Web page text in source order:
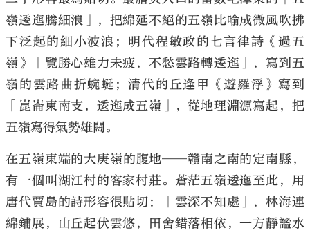
嶺逶迤騰細浪」，把綿延不絕的五嶺比喻成微風吹拂
下泛起的細小波浪；明代程敏政的七言律詩《過五
嶺》「覽勝心雄力未疲，不愁雲路轉逶迤」，寫到五
嶺的雲路曲折蜿蜒；清代的丘逢甲《遊羅浮》寫到
「崑崙東南支，逶迤成五嶺」，從地理淵源寫起，把
五嶺寫得氣勢雄闊。
在五嶺東端的大庚嶺的腹地──贛南之南的定南縣，
有一個叫湖江村的客家村莊。蒼茫五嶺逶迤至此，用
唐代賈島的詩形容很貼切：「雲深不知處」，林海連
綿鋪展，山丘起伏雲悠，田舍錯落相依，一方靜謐水